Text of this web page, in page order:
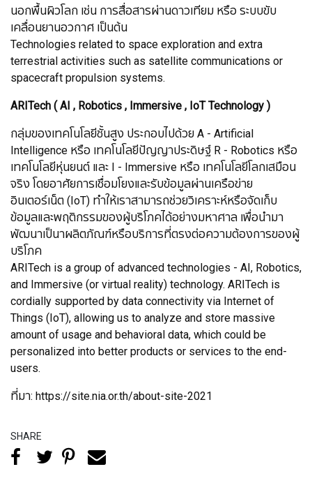
นอกพื้นผิวโลก เช่น การสื่อสารผ่านดาวเทียม หรือ ระบบขับ
เคลื่อนยานอวกาศ เป็นต้น
Technologies related to space exploration and extra
terrestrial activities such as satellite communications or
spacecraft propulsion systems.
ARITech ( AI , Robotics , Immersive , IoT Technology )
กลุ่มของเทคโนโลยีชั้นสูง ประกอบไปด้วย A - Artificial
Intelligence หรือ เทคโนโลยีปัญญาประดิษฐ์ R - Robotics หรือ
เทคโนโลยีหุ่นยนต์ และ I - Immersive หรือ เทคโนโลยีโลกเสมือน
จริง โดยอาศัยการเชื่อมโยงและรับข้อมูลผ่านเครือข่าย
อินเตอร์เน็ต (IoT) ทำให้เราสามารถช่วยวิเคราะห์หรือจัดเก็บ
ข้อมูลและพฤติกรรมของผู้บริโภคได้อย่างมหาศาล เพื่อนำมา
พัฒนาเป็นาผลิตภัณฑ์หรือบริการที่ตรงต่อความต้องการของผู้
บริโภค
ARITech is a group of advanced technologies - AI, Robotics,
and Immersive (or virtual reality) technology. ARITech is
cordially supported by data connectivity via Internet of
Things (IoT), allowing us to analyze and store massive
amount of usage and behavioral data, which could be
personalized into better products or services to the end-
users.
ที่มา: https://site.nia.or.th/about-site-2021
SHARE